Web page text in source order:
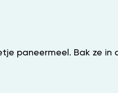
paneermeel. Bak ze in